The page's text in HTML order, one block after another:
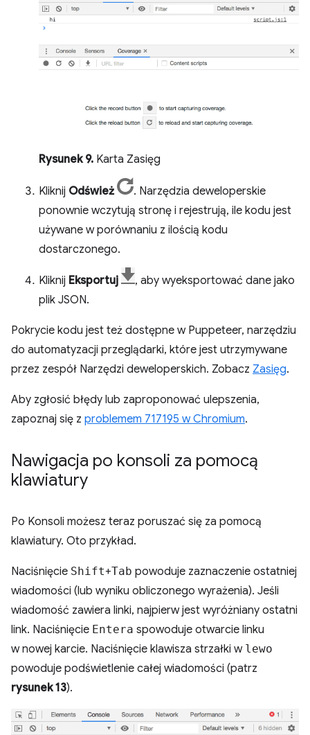
Rysunek 9. Karta Zasięg
Kliknij Odśwież
. Narzędzia deweloperskie
ponownie wczytują stronę i rejestrują, ile kodu jest
używane w porównaniu z ilością kodu
dostarczonego.
Kliknij Eksportuj
, aby wyeksportować dane jako
plik JSON.
Pokrycie kodu jest też dostępne w Puppeteer, narzędziu
do automatyzacji przeglądarki, które jest utrzymywane
przez zespół Narzędzi deweloperskich. Zobacz Zasięg.
Aby zgłosić błędy lub zaproponować ulepszenia,
zapoznaj się z problemem 717195 w Chromium.
Nawigacja po konsoli za pomocą
klawiatury
Po Konsoli możesz teraz poruszać się za pomocą
klawiatury. Oto przykład.
Naciśnięcie Shift+Tab powoduje zaznaczenie ostatniej
wiadomości (lub wyniku obliczonego wyrażenia). Jeśli
wiadomość zawiera linki, najpierw jest wyróżniany ostatni
link. Naciśnięcie Entera spowoduje otwarcie linku
w nowej karcie. Naciśnięcie klawisza strzałki w lewo
powoduje podświetlenie całej wiadomości (patrz
rysunek 13).